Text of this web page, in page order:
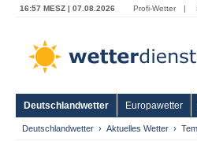
16:57 MESZ | 07.08.2026 Profi-Wetter |
Deutschlandwetter Europawetter
Deutschlandwetter Aktuelles Wetter